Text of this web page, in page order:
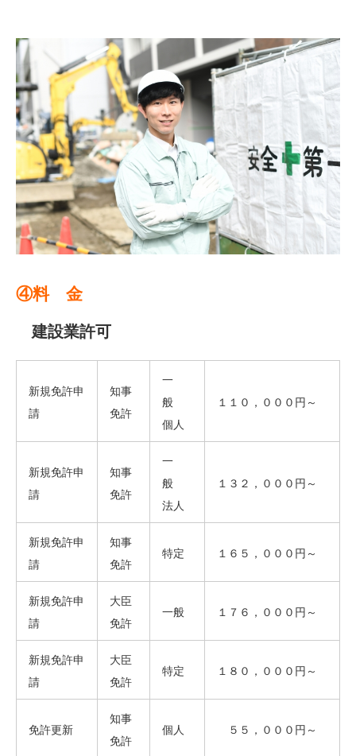
④料 金
建設業許可
新規免許申
請
知事
免許
一
般
個人
１１０，０００円～
新規免許申
請
知事
免許
一
般
法人
１３２，０００円～
新規免許申
請
知事
免許
特定 １６５，０００円～
新規免許申
請
大臣
免許
一般 １７６，０００円～
新規免許申
請
大臣
免許
特定 １８０，０００円～
免許更新
知事
免許
個人 ５５，０００円～